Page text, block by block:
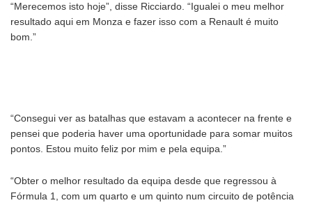
“Merecemos isto hoje”, disse Ricciardo. “Igualei o meu melhor
resultado aqui em Monza e fazer isso com a Renault é muito
bom.”
“Consegui ver as batalhas que estavam a acontecer na frente e
pensei que poderia haver uma oportunidade para somar muitos
pontos. Estou muito feliz por mim e pela equipa.”
“Obter o melhor resultado da equipa desde que regressou à
Fórmula 1, com um quarto e um quinto num circuito de potência